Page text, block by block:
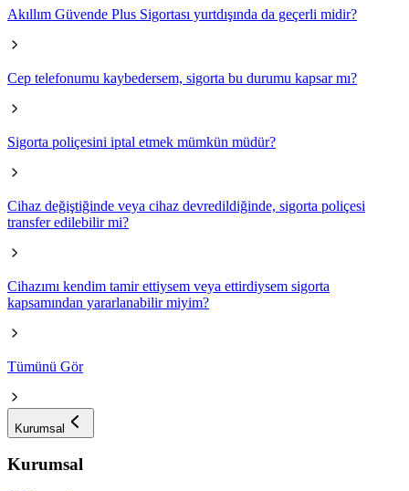
Akıllım Güvende Plus Sigortası yurtdışında da geçerli midir?
Cep telefonumu kaybedersem, sigorta bu durumu kapsar mı?
Sigorta poliçesini iptal etmek mümkün müdür?
Cihaz değiştiğinde veya cihaz devredildiğinde, sigorta poliçesi
transfer edilebilir mi?
Cihazımı kendim tamir ettiysem veya ettirdiysem sigorta
kapsamından yararlanabilir miyim?
Tümünü Gör
Kurumsal
Kurumsal